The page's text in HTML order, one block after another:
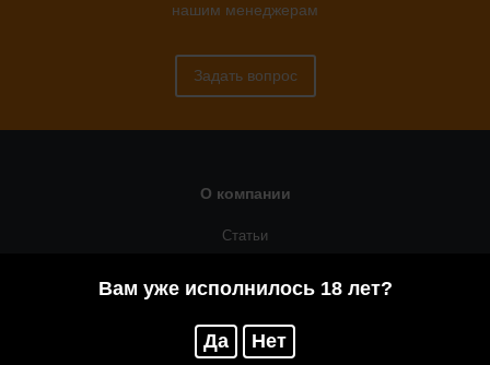
Вам уже исполнилось 18 лет?
Да Нет
нашим менеджерам
Задать вопрос
О компании
Статьи
Резервирование